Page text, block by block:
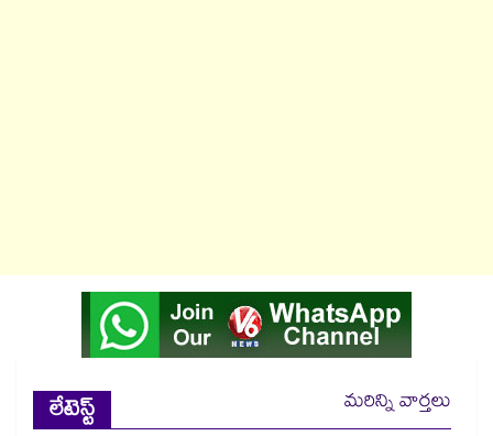
లేటెస్ట్
మరిన్ని వార్తలు